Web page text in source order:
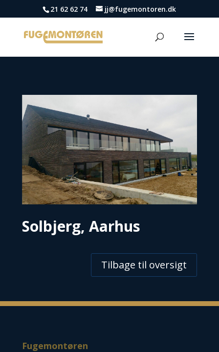
21 62 62 74 jj@fugemontoren.dk
Solbjerg, Aarhus
Tilbage til oversigt
Fugemontøren